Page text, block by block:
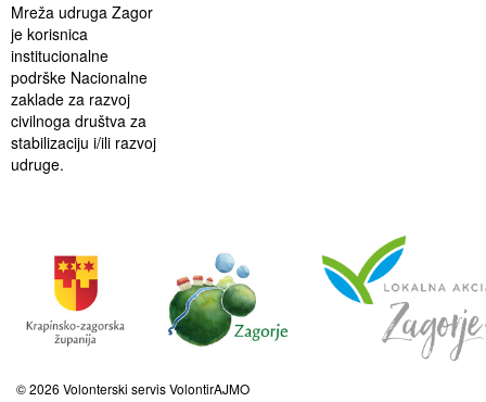
Mreža udruga Zagor
je korisnica
institucionalne
podrške Nacionalne
zaklade za razvoj
civilnoga društva za
stabilizaciju i/ili razvoj
udruge.
© 2026 Volonterski servis VolontirAJMO